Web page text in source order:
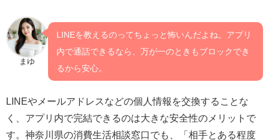
まゆ
LINEを教えるのってちょっと怖いんだよね。アプリ
内で通話できるなら、万が一のときもブロックでき
るから安心。
LINEやメールアドレスなどの個人情報を交換することな
く、アプリ内で完結できるのは大きな安全性のメリットで
す。神奈川県の消費生活相談窓口でも、「相手とある程度